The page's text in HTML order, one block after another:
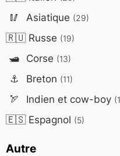
🥢 Asiatique (29)
🇷🇺Russe (19)
🛥️ Corse (13)
⚓ Breton (11)
🏹 Indien et cow-boy
🇪🇸Espagnol (5)
Autre